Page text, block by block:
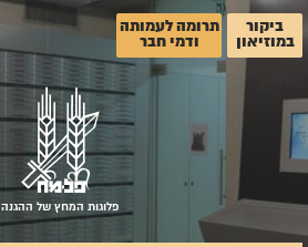
ביקור
במוזיאון
תרומה לעמותה
ודמי חבר
פלוגות המחץ של ההגנה